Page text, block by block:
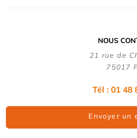
NOUS
21 rue de
75017
Tél : 01 48
Envoyer un